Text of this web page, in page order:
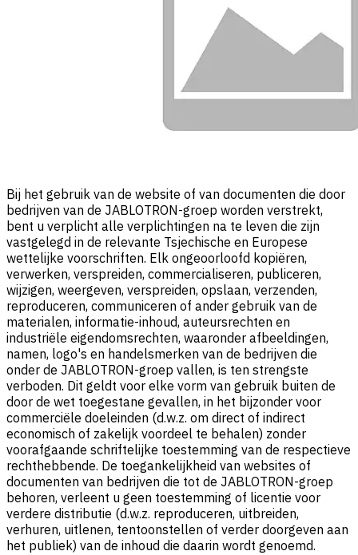
Bij het gebruik van de website of van documenten die door
bedrijven van de JABLOTRON-groep worden verstrekt,
bent u verplicht alle verplichtingen na te leven die zijn
vastgelegd in de relevante Tsjechische en Europese
wettelijke voorschriften. Elk ongeoorloofd kopiëren,
verwerken, verspreiden, commercialiseren, publiceren,
wijzigen, weergeven, verspreiden, opslaan, verzenden,
reproduceren, communiceren of ander gebruik van de
materialen, informatie-inhoud, auteursrechten en
industriële eigendomsrechten, waaronder afbeeldingen,
namen, logo's en handelsmerken van de bedrijven die
onder de JABLOTRON-groep vallen, is ten strengste
verboden. Dit geldt voor elke vorm van gebruik buiten de
door de wet toegestane gevallen, in het bijzonder voor
commerciële doeleinden (d.w.z. om direct of indirect
economisch of zakelijk voordeel te behalen) zonder
voorafgaande schriftelijke toestemming van de respectieve
rechthebbende. De toegankelijkheid van websites of
documenten van bedrijven die tot de JABLOTRON-groep
behoren, verleent u geen toestemming of licentie voor
verdere distributie (d.w.z. reproduceren, uitbreiden,
verhuren, uitlenen, tentoonstellen of verder doorgeven aan
het publiek) van de inhoud die daarin wordt genoemd.